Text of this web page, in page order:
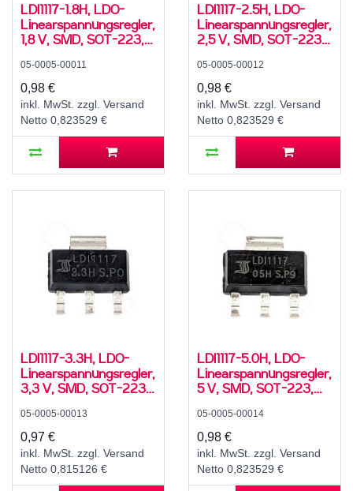
LDI1117-1.8H, LDO-
Linearspannungsregler,
1,8 V, SMD, SOT-223,
05-0005-00011
0,98 €
inkl. MwSt. zzgl. Versand
Netto 0,823529 €
LDI1117-2.5H, LDO-
Linearspannungsregler,
2,5 V, SMD, SOT-223,
05-0005-00012
0,98 €
inkl. MwSt. zzgl. Versand
Netto 0,823529 €
LDI1117-3.3H, LDO-
Linearspannungsregler,
3,3 V, SMD, SOT-223,
05-0005-00013
0,97 €
inkl. MwSt. zzgl. Versand
Netto 0,815126 €
LDI1117-5.0H, LDO-
Linearspannungsregler,
5 V, SMD, SOT-223,
05-0005-00014
0,98 €
inkl. MwSt. zzgl. Versand
Netto 0,823529 €